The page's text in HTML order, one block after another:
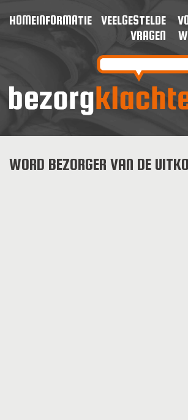
HOMEINFORMATIE
VEELGESTELDE
VRAGEN
WORD BEZORGER VAN DE